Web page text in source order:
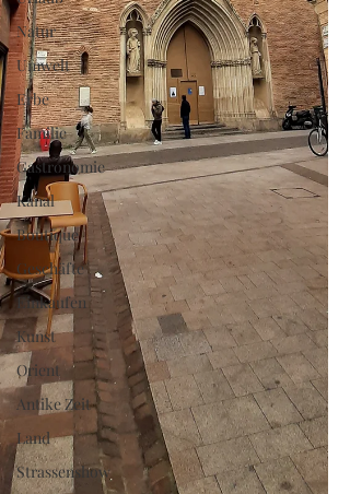
Natur
Umwelt
Erbe
Familie
Gastronomie
Kanal
Boutique
Geschäfte
Einkaufen
Kunst
Orient
Antike Zeit
Land
Strassenshow